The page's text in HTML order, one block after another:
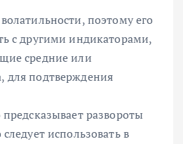
поэтому его
с другими индикаторами,
средние или
для подтверждения
предсказывает развороты
использовать в